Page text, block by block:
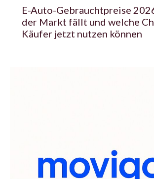
E-Auto-Gebrauchtpreise
der Markt fällt und welche
Käufer jetzt nutzen können